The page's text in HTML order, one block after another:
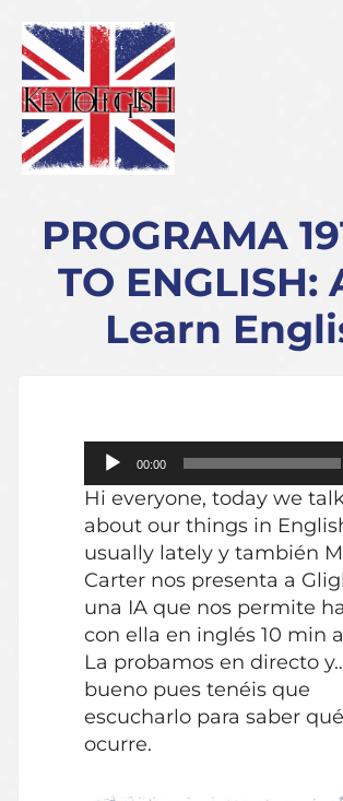
PROGRAMA
TO ENGLISH:
Learn
Reproductor
de
audio
00:00
Hi everyone, today we
about our things in
usually lately y también
Carter nos presenta a
una IA que nos permite
con ella en inglés 10 min
La probamos en directo
bueno pues tenéis que
escucharlo para saber qué
ocurre.